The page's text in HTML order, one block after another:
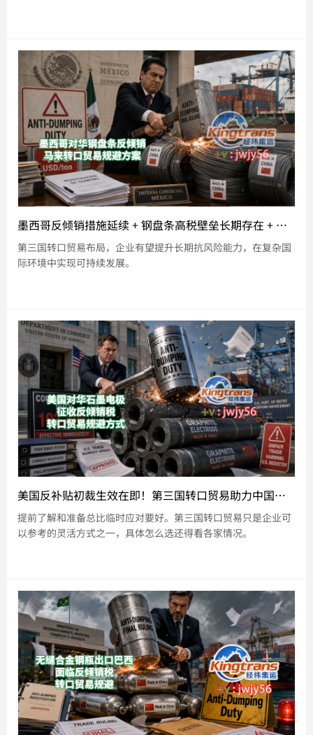
墨西哥反倾销措施延续 + 钢盘条高税壁垒长期存在 + 第三国转口贸易破冰
第三国转口贸易布局，企业有望提升长期抗风险能力，在复杂国
际环境中实现可持续发展。
美国反补贴初裁生效在即！第三国转口贸易助力中国大直径石墨电极企业应对挑战
提前了解和准备总比临时应对要好。第三国转口贸易只是企业可
以参考的灵活方式之一，具体怎么选还得看各家情况。